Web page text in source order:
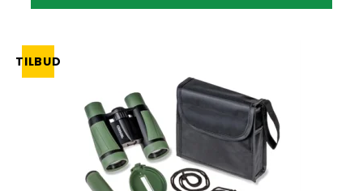
TILBUD